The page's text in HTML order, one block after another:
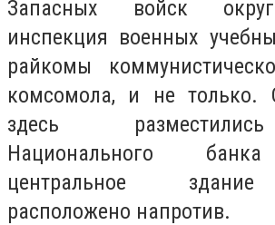
Запасных войск
инспекция военных
райкомы
комсомола, и не только.
здесь
Национального
центральное
расположено напротив.